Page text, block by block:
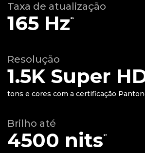
Taxa de atualização
165 Hz²⁶
Resolução
1.5K Super
tons e cores com a certificação
Brilho até
4500 nits²⁷